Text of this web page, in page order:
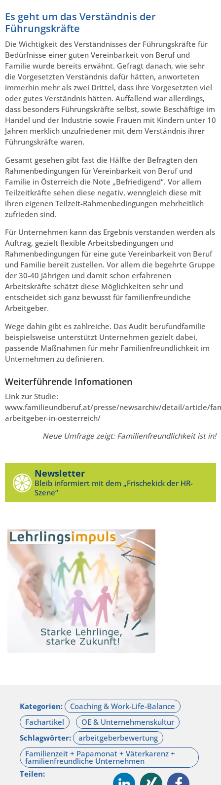
Es geht um das Verständnis der
Führungskräfte
Die Wichtigkeit des Verständnisses der Führungskräfte für
Bedürfnisse einer guten Vereinbarkeit von Beruf und
Familie wurde bereits erwähnt. Gefragt danach, wie sehr
die Vorgesetzten Verständnis dafür hätten, anworteten
immerhin mehr als zwei Drittel, dass ihre Vorgesetzten viel
oder gutes Verständnis hätten. Auffallend war allerdings,
dass besonders Führungskräfte selbst, sowie Beschäftige im
Handel und der Industrie sowie Frauen mit Kindern unter 10
Jahren merklich unzufriedener mit dem Verständnis ihrer
Führungskräfte waren.
Gesamt gesehen gibt fast die Hälfte der Befragten den
Rahmenbedingungen für Vereinbarkeit von Beruf und
Familie in Österreich die Note „Befriedigend“. Vor allem
Teilzeitkräfte sehen diese negativ, wenngleich diese mit
ihren eigenen Teilzeit-Rahmenbedingungen mehrheitlich
zufrieden sind.
Für Unternehmen kann das Ergebnis verstanden werden als
Auftrag, gezielt flexible Arbeitsbedingungen und
Rahmenbedingungen für eine gute Vereinbarkeit von Beruf
und Familie bereit zustellen. Vor allem die begehrte Gruppe
der 30-40 Jährigen und damit schon erfahrenen
Arbeitskräfte schätzt diese Möglichkeiten sehr und
entscheidet sich ganz bewusst für familienfreundiche
Arbeitgeber.
Wege dahin gibt es zahlreiche. Das Audit berufundfamilie
beispielsweise unterstützt Unternehmen gezielt dabei,
passende Maßnahmen für mehr Familienfreundlichkeit im
Unternehmen zu definieren.
Weiterführende Infomationen
Link zur Studie:
www.familieundberuf.at/presse/newsarchiv/detail/article/
arbeitgeber-in-oesterreich/
Neue Umfrage zeigt: Familienfreundlichkeit ist in!
Newsletter
Bleib informiert mit dem „Frischekick der HR-
Szene“
Kategorien:
Schlagwörter:
Teilen: